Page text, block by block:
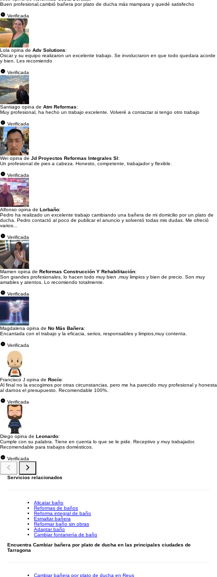
Buen profesional.cambió bañera por plato de ducha más mampara y quedé satisfecho
Verificada
Lola opina de Adv Solutions:
Oscar y su equipo realizaron un excelente trabajo. Se involucraron en que todo quedara acorde
y bien. Les recomiendo
Verificada
Santiago opina de Atm Reformas:
Muy profesional, ha hecho un trabajo excelente. Volveré a contactar si tengo otro trabajo
Verificada
Wei opina de Jd Proyectos Reformas Integrales Sl:
Un profesional de pies a cabeza. Honesto, competente, trabajador y flexible.
Verificada
Alfonso opina de Lorbaño:
Pedro ha realizado un excelente trabajo cambiando una bañera de mi domicilio por un plato de
ducha. Pedro contactó al poco de publicar el anuncio y solventó todas mis dudas. Me ofreció
varios...
Verificada
Mamen opina de Reformas Construcción Y Rehabilitación:
Son grandes profesionales, lo hacen todo muy bien ,muy limpios y bien de precio. Son muy
amables y atentos. Lo recomiendo totalmente.
Verificada
Magdalena opina de No Más Bañera:
Encantada con el trabajo y la eficacia, serios, responsables y limpios,muy contenta.
Verificada
Francisco J opina de Rocío:
Al final no la escogimos por otras circunstancias, pero me ha parecido muy profesional y honesta
al darnos el presupuesto. Recomendable 100%.
Verificada
Diego opina de Leonardo:
Cumple con su palabra. Tiene en cuenta lo que se le pide. Receptivo y muy trabajador.
Recomendable para trabajos domésticos.
Verificada
Servicios relacionados
Alicatar baño
Reformas de baños
Reforma integral de baño
Esmaltar bañera
Reformar baño sin obras
Adaptar baño
Cambiar fontanería de baño
Encuentra Cambiar bañera por plato de ducha en las principales ciudades de
Tarragona
Cambiar bañera por plato de ducha en Reus